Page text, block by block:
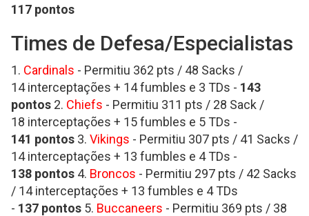
117 pontos
Times de Defesa/Especialistas
1. Cardinals - Permitiu 362 pts / 48 Sacks /
14 interceptações + 14 fumbles e 3 TDs - 143
pontos 2. Chiefs - Permitiu 311 pts / 28 Sack /
18 interceptações + 15 fumbles e 5 TDs -
141 pontos 3. Vikings - Permitiu 307 pts / 41 Sacks /
14 interceptações + 13 fumbles e 4 TDs -
138 pontos 4. Broncos - Permitiu 297 pts / 42 Sacks
/ 14 interceptações + 13 fumbles e 4 TDs
- 137 pontos 5. Buccaneers - Permitiu 369 pts / 38